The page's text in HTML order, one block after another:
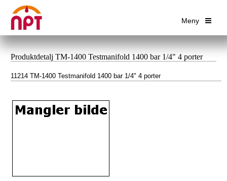
Meny
Produktdetalj TM-1400 Testmanifold 1400 bar 1/4" 4 porter
11214 TM-1400 Testmanifold 1400 bar 1/4" 4 porter